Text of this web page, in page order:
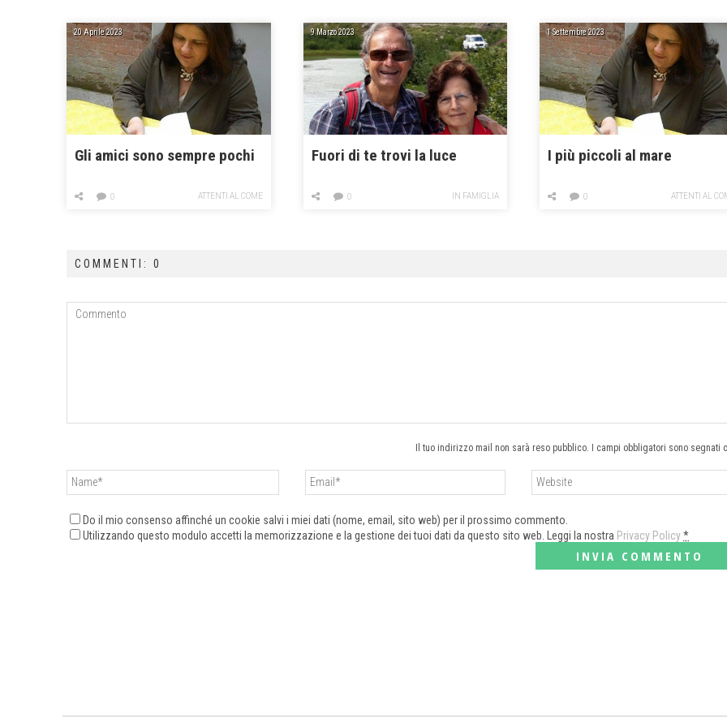
20 Aprile 2023
Gli amici sono sempre pochi
ATTENTI AL COME
0
9 Marzo 2023
Fuori di te trovi la luce
IN FAMIGLIA
0
1 Settembre 2023
I più piccoli al mare
ATTENTI AL
0
COMMENTI: 0
Il tuo indirizzo mail non sarà reso pubblico. I campi obbligatori sono segnati
Do il mio consenso affinché un cookie salvi i miei dati (nome, email, sito web) per il prossimo commento.
Utilizzando questo modulo accetti la memorizzazione e la gestione dei tuoi dati da questo sito web. Leggi la nostra Privacy Policy*